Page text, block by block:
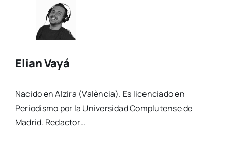
Elian Vayá
Nacido en Alzira (València). Es licenciado en
Periodismo por la Universidad Complutense de
Madrid. Redactor…